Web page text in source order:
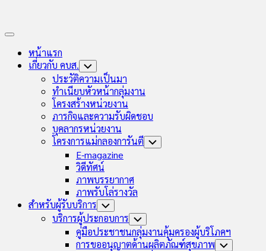
Expand
หน้าแรก
เกี่ยวกับ คบส. Toggle
Child
Menu
ประวัติความเป็นมา
ทำเนียบหัวหน้ากลุ่มงาน
โครงสร้างหน่วยงาน
ภารกิจและความรับผิดชอบ
บุคลากรหน่วยงาน
โครงการแม่กลองการันตี Toggle
E-magazine
วิดีทัศน์
ภาพบรรยากาศ
ภาพรับโล่รางวัล
สำหรับผู้รับบริการ Toggle
Child
Menu
บริการผู้ประกอบการ Toggle
Child
Menu
คู่มือประชาชนกลุ่มงานคุ้มครองผู้บริโภคฯ
การขออนุญาตด้านผลิตภัณฑ์สุขภาพ Toggle